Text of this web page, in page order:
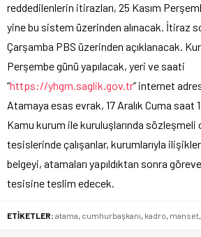
reddedilenlerin itirazları, 25 Kasım
yine bu sistem üzerinden alınacak. İtiraz
Çarşamba PBS üzerinden açıklanacak.
Perşembe günü yapılacak, yeri ve saati
“https://yhgm.saglik.gov.tr” internet
Atamaya esas evrak, 17 Aralık Cuma saat
Kamu kurum ile kuruluşlarında sözleşmeli
tesislerinde çalışanlar, kurumlarıyla
belgeyi, atamaları yapıldıktan sonra
tesisine teslim edecek.
ETİKETLER: atama, cumhurbaşkanı, kadro, manset,